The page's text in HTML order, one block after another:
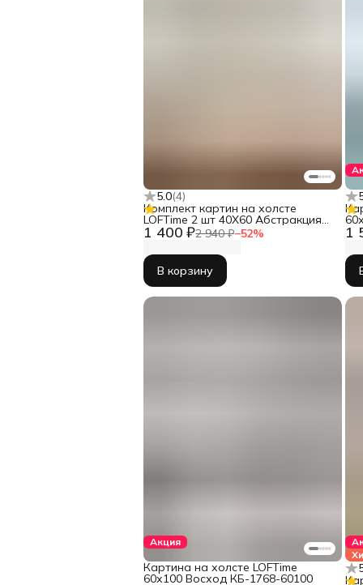
5.0(4)
1 400 ₽2 940 ₽−52%
Комплект картин на холсте
LOFTime 2 шт 40Х60 Абстракция
пятна беж зел КC-1901-4060
В корзину
1
Акция
Картина на холсте LOFTime
60х100 Восход КБ-1768-60100